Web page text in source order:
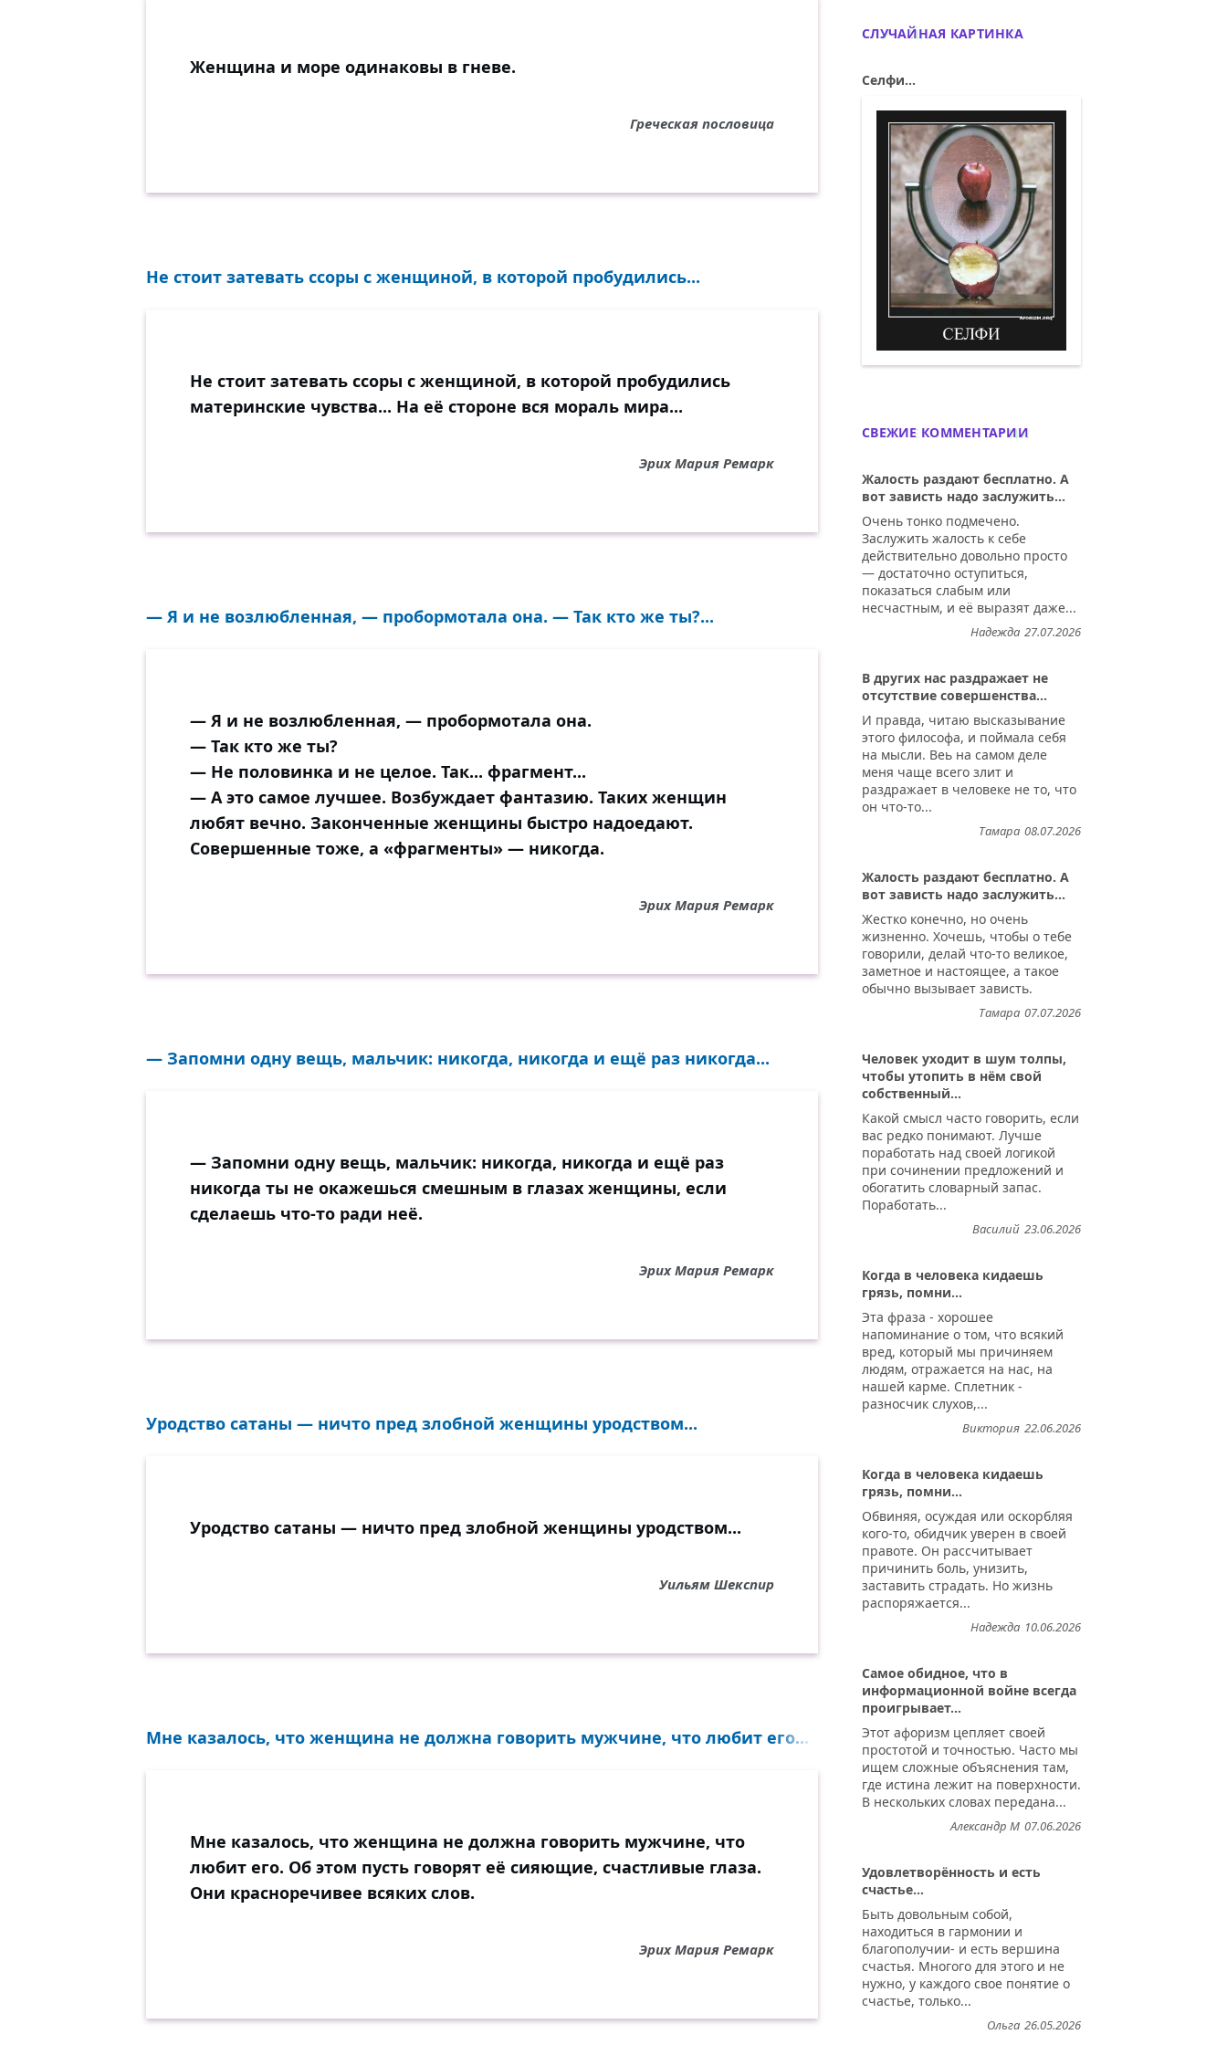
Женщина и море одинаковы в гневе.
Греческая пословица
Не стоит затевать ссоры с женщиной, в которой пробудились...
Не стоит затевать ссоры с женщиной, в которой пробудились
материнские чувства... На её стороне вся мораль мира...
Эрих Мария Ремарк
— Я и не возлюбленная, — пробормотала она. — Так кто же ты?...
— Я и не возлюбленная, — пробормотала она.
— Так кто же ты?
— Не половинка и не целое. Так... фрагмент...
— А это самое лучшее. Возбуждает фантазию. Таких женщин
любят вечно. Законченные женщины быстро надоедают.
Совершенные тоже, а «фрагменты» — никогда.
Эрих Мария Ремарк
— Запомни одну вещь, мальчик: никогда, никогда и ещё раз никогда...
— Запомни одну вещь, мальчик: никогда, никогда и ещё раз
никогда ты не окажешься смешным в глазах женщины, если
сделаешь что-то ради неё.
Эрих Мария Ремарк
Уродство сатаны — ничто пред злобной женщины уродством...
Уродство сатаны — ничто пред злобной женщины уродством...
Уильям Шекспир
Мне казалось, что женщина не должна говорить мужчине, что любит его...
Мне казалось, что женщина не должна говорить мужчине, что
любит его. Об этом пусть говорят её сияющие, счастливые глаза.
Они красноречивее всяких слов.
Эрих Мария Ремарк
СЛУЧАЙНАЯ КАРТИНКА
Селфи...
Селфи. Демотиватор
СВЕЖИЕ КОММЕНТАРИИ
Жалость раздают бесплатно. А
вот зависть надо заслужить...
Очень тонко подмечено.
Заслужить жалость к себе
действительно довольно просто
— достаточно оступиться,
показаться слабым или
несчастным, и её выразят даже...
27.07.2026
Надежда
В других нас раздражает не
отсутствие совершенства...
И правда, читаю высказывание
этого философа, и поймала себя
на мысли. Веь на самом деле
меня чаще всего злит и
раздражает в человеке не то, что
он что-то...
08.07.2026
Тамара
Жалость раздают бесплатно. А
вот зависть надо заслужить...
Жестко конечно, но очень
жизненно. Хочешь, чтобы о тебе
говорили, делай что-то великое,
заметное и настоящее, а такое
обычно вызывает зависть.
07.07.2026
Тамара
Человек уходит в шум толпы,
чтобы утопить в нём свой
собственный...
Какой смысл часто говорить, если
вас редко понимают. Лучше
поработать над своей логикой
при сочинении предложений и
обогатить словарный запас.
Поработать...
23.06.2026
Василий
Когда в человека кидаешь
грязь, помни...
Эта фраза - хорошее
напоминание о том, что всякий
вред, который мы причиняем
людям, отражается на нас, на
нашей карме. Сплетник -
разносчик слухов,...
22.06.2026
Виктория
Когда в человека кидаешь
грязь, помни...
Обвиняя, осуждая или оскорбляя
кого-то, обидчик уверен в своей
правоте. Он рассчитывает
причинить боль, унизить,
заставить страдать. Но жизнь
распоряжается...
10.06.2026
Надежда
Самое обидное, что в
информационной войне всегда
проигрывает...
Этот афоризм цепляет своей
простотой и точностью. Часто мы
ищем сложные объяснения там,
где истина лежит на поверхности.
В нескольких словах передана...
07.06.2026
Александр М
Удовлетворённость и есть
счастье...
Быть довольным собой,
находиться в гармонии и
благополучии- и есть вершина
счастья. Многого для этого и не
нужно, у каждого свое понятие о
счастье, только...
26.05.2026
Ольга